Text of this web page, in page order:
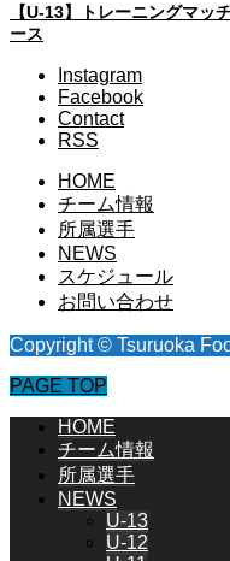
【U-13】トレーニングマッ
ース
Instagram
Facebook
Contact
RSS
HOME
チーム情報
所属選手
NEWS
スケジュール
お問い合わせ
Copyright © Tsuruoka
PAGE TOP
HOME
チーム情報
所属選手
NEWS
U-13
U-12